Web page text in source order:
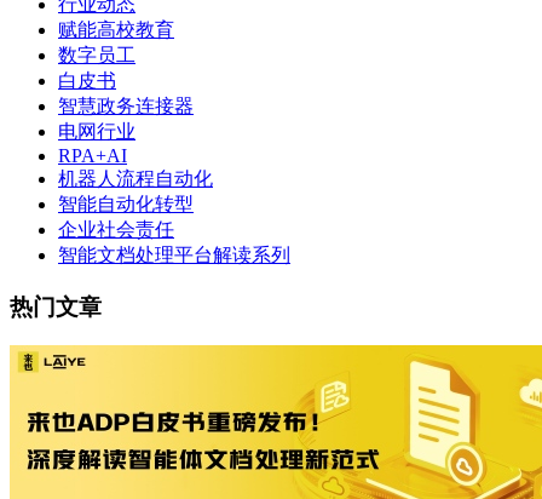
赋能高校教育
数字员工
白皮书
智慧政务连接器
电网行业
RPA+AI
机器人流程自动化
智能自动化转型
企业社会责任
智能文档处理平台解读系列
热门文章